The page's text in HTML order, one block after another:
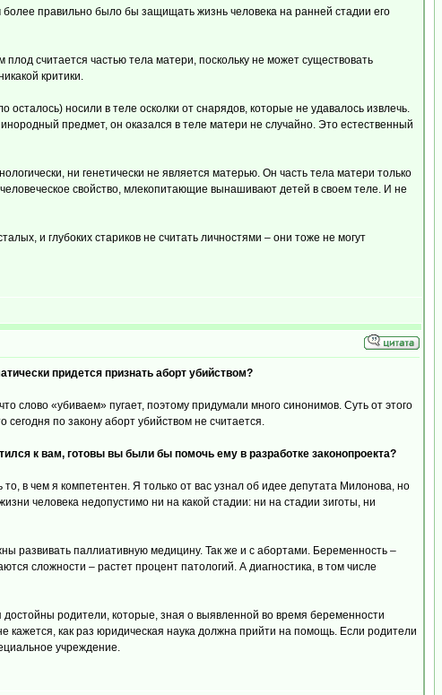
правильно было бы защищать жизнь человека на ранней стадии его
считается частью тела матери, поскольку не может существовать
критики.
носили в теле осколки от снарядов, которые не удавалось извлечь.
предмет, он оказался в теле матери не случайно. Это естественный
ни генетически не является матерью. Он часть тела матери только
свойство, млекопитающие вынашивают детей в своем теле. И не
и глубоких стариков не считать личностями – они тоже не могут
придется признать аборт убийством?
слово «убиваем» пугает, поэтому придумали много синонимов. Суть от этого
по закону аборт убийством не считается.
к вам, готовы вы были бы помочь ему в разработке законопроекта?
в чем я компетентен. Я только от вас узнал об идее депутата Милонова, но
человека недопустимо ни на какой стадии: ни на стадии зиготы, ни
развивать паллиативную медицину. Так же и с абортами. Беременность –
сложности – растет процент патологий. А диагностика, в том числе
родители, которые, зная о выявленной во время беременности
как раз юридическая наука должна прийти на помощь. Если родители
учреждение.